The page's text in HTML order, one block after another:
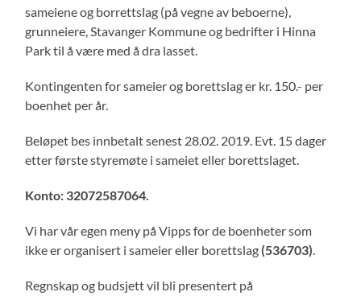
sameiene og borrettslag (på vegne av beboerne),
grunneiere, Stavanger Kommune og bedrifter i Hinna
Park til å være med å dra lasset.
Kontingenten for sameier og borettslag er kr. 150.- per
boenhet per år.
Beløpet bes innbetalt senest 28.02. 2019. Evt. 15 dager
etter første styremøte i sameiet eller borettslaget.
Konto: 32072587064.
Vi har vår egen meny på Vipps for de boenheter som
ikke er organisert i sameier eller borettslag(536703).
Regnskap og budsjett vil bli presentert på